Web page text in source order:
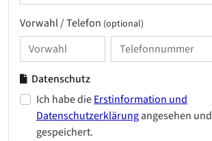
Vorwahl / Telefon (optional)
Datenschutz
Ich habe dieErstinformation und
Datenschutzerklärungangesehen und
gespeichert.